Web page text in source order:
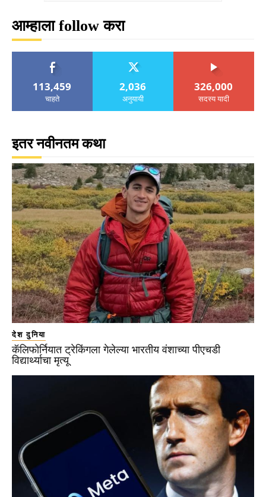
आम्हाला follow करा
113,459
चाहते
2,036
अनुयायी
326,000
सदस्य यादी
इतर नवीनतम कथा
देश दुनिया
कॅलिफोर्नियात ट्रेकिंगला गेलेल्या भारतीय वंशाच्या पीएचडी
विद्यार्थ्याचा मृत्यू